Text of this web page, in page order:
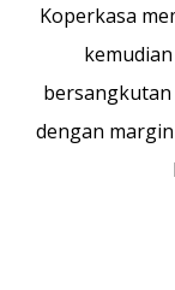
Koperkasa
dengan